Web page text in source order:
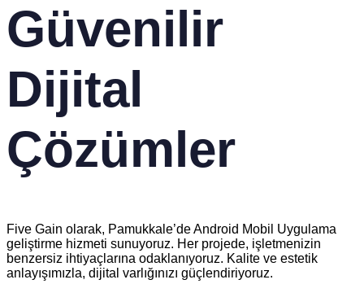
Güvenilir
Dijital
Çözümler
Five Gain olarak, Pamukkale’de Android Mobil Uygulama
geliştirme hizmeti sunuyoruz. Her projede, işletmenizin
benzersiz ihtiyaçlarına odaklanıyoruz. Kalite ve estetik
anlayışımızla, dijital varlığınızı güçlendiriyoruz.